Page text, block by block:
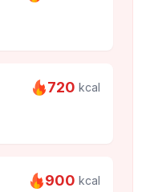
720 kcal
900 kcal